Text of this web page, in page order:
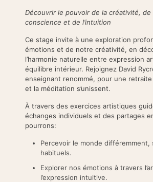
Découvrir le pouvoir de la créativité, de
conscience et de l’intuition
Ce stage invite à une exploration
émotions et de notre créativité, en
l’harmonie naturelle entre expression
équilibre intérieur. Rejoignez David
enseignant renommé, pour une retraite
et la méditation s’unissent.
À travers des exercices artistiques
échanges individuels et des partages
pourrons:
Percevoir le monde différemment,
habituels.
Explorer nos émotions à travers
l’expression intuitive.